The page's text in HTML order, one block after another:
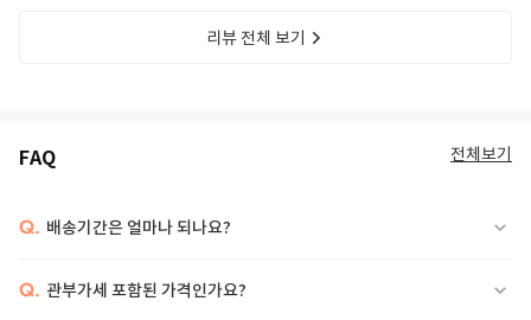
리뷰 전체 보기
FAQ 전체보기
Q. 배송기간은 얼마나 되나요?
Q. 관부가세 포함된 가격인가요?